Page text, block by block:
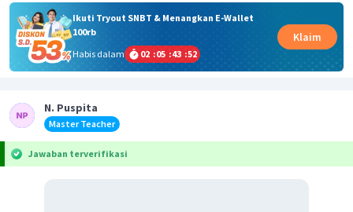
Ikuti Tryout SNBT & Menangkan E-Wallet
100rb
Habis dalam
02 :05 :43 :52
Klaim
N. Puspita
Master Teacher
Jawaban terverifikasi